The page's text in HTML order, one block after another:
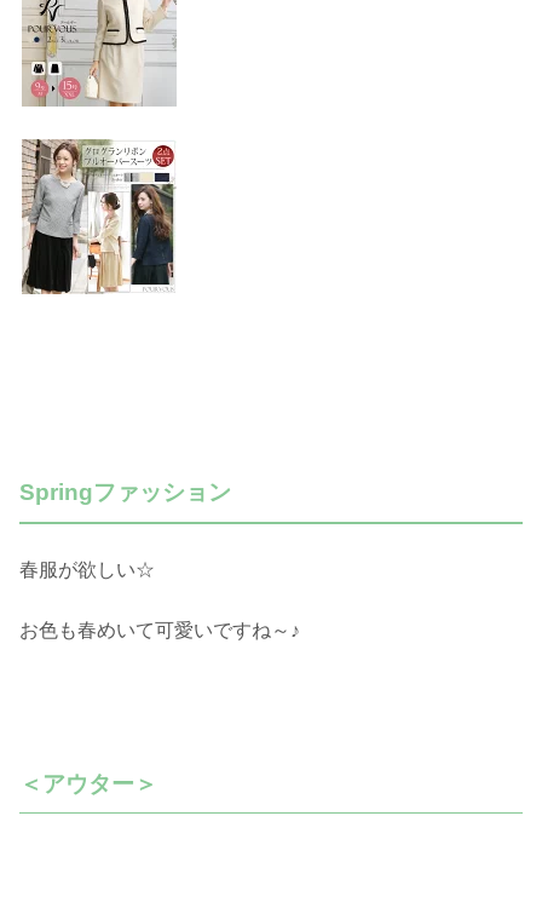
Springファッション
春服が欲しい☆
お色も春めいて可愛いですね～♪
＜アウター＞